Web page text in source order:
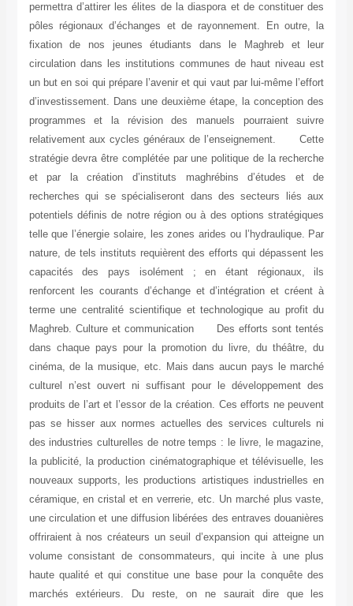
permettra d’attirer les élites de la diaspora et de constituer
pôles régionaux d’échanges et de rayonnement. En
fixation de nos jeunes étudiants dans le Maghreb et
circulation dans les institutions communes de haut niveau
un but en soi qui prépare l’avenir et qui vaut par lui-même
d’investissement. Dans une deuxième étape, la conception
programmes et la révision des manuels pourraient
relativement aux cycles généraux de l’enseignement.
stratégie devra être complétée par une politique de la
et par la création d’instituts maghrébins d’études et
recherches qui se spécialiseront dans des secteurs liés
potentiels définis de notre région ou à des options
telle que l’énergie solaire, les zones arides ou l’hydraulique.
nature, de tels instituts requièrent des efforts qui dépassent
capacités des pays isolément ; en étant
renforcent les courants d’échange et d’intégration et
terme une centralité scientifique et technologique au
Maghreb. Culture et communication Des efforts sont
dans chaque pays pour la promotion du livre, du
cinéma, de la musique, etc. Mais dans aucun pays le
culturel n’est ouvert ni suffisant pour le développement
produits de l’art et l’essor de la création. Ces efforts ne
pas se hisser aux normes actuelles des services
des industries culturelles de notre temps : le livre, le
la publicité, la production cinématographique et
nouveaux supports, les productions artistiques
céramique, en cristal et en verrerie, etc. Un marché plus
une circulation et une diffusion libérées des entraves
offriraient à nos créateurs un seuil d’expansion qui
volume consistant de consommateurs, qui incite à une
haute qualité et qui constitue une base pour la conquête
marchés extérieurs. Du reste, on ne saurait dire que